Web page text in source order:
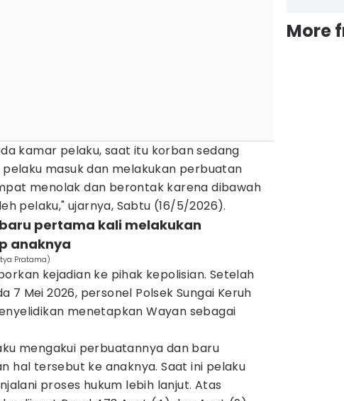
kamar pelaku, saat itu korban sedang
masuk dan melakukan perbuatan
menolak dan berontak karena dibawah
pelaku," ujarnya, Sabtu (16/5/2026).
pertama kali melakukan
anaknya
Pratama)
kejadian ke pihak kepolisian. Setelah
7 Mei 2026, personel Polsek Sungai Keruh
menetapkan Wayan sebagai
mengakui perbuatannya dan baru
hal tersebut ke anaknya. Saat ini pelaku
proses hukum lebih lanjut. Atas
More